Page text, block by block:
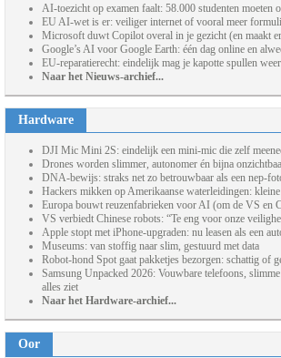
AI-toezicht op examen faalt: 58.000 studenten moeten
EU AI-wet is er: veiliger internet of vooral meer
Microsoft duwt Copilot overal in je gezicht (en maakt
Google’s AI voor Google Earth: één dag online en
EU-reparatierecht: eindelijk mag je kapotte spullen
Naar het Nieuws-archief...
Hardware
DJI Mic Mini 2S: eindelijk een mini-mic die zelf
Drones worden slimmer, autonomer én bijna
DNA-bewijs: straks net zo betrouwbaar als een nep-
Hackers mikken op Amerikaanse waterleidingen:
Europa bouwt reuzenfabrieken voor AI (om de VS en
VS verbiedt Chinese robots: “Te eng voor onze
Apple stopt met iPhone-upgraden: nu leasen als een
Museums: van stoffig naar slim, gestuurd met data
Robot-hond Spot gaat pakketjes bezorgen: schattig of
Samsung Unpacked 2026: Vouwbare telefoons,
alles ziet
Naar het Hardware-archief...
Oor